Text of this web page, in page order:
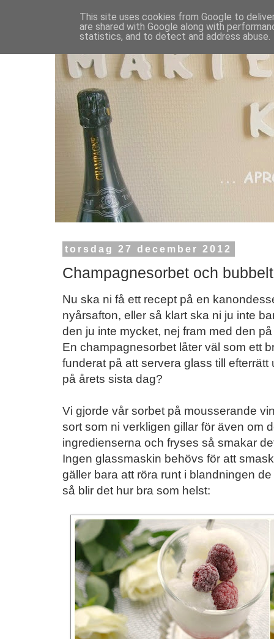
torsdag 27 december 2012
Champagnesorbet och
Nu ska ni få ett recept på en
nyårsafton, eller så klart ska ni ju inte
den ju inte mycket, nej fram med den
En champagnesorbet låter väl som ett
funderat på att servera glass till
på årets sista dag?
Vi gjorde vår sorbet på mousserande
sort som ni verkligen gillar för även om
ingredienserna och fryses så smakar
Ingen glassmaskin behövs för att
gäller bara att röra runt i blandningen
så blir det hur bra som helst:
This site uses cookies from Google to
are shared with Google along with
statistics, and to detect and address abuse.